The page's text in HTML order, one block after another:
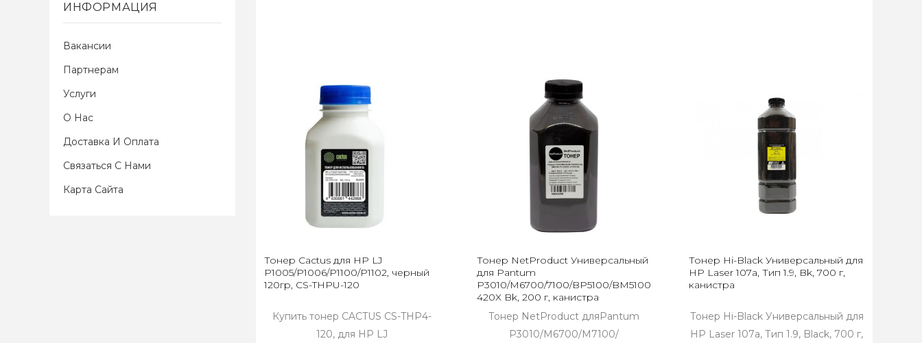
ИНФОРМАЦИЯ
Вакансии
Партнерам
Услуги
О Нас
Доставка И Оплата
Связаться С Нами
Карта Сайта
Тонер Cactus для HP LJ
P1005/P1006/P1100/P1102, черный
120гр, CS-THPU-120
Купить тонер CACTUS CS-THP4-
120, для HP LJ
Тонер NetProduct Универсальный
для Pantum
P3010/M6700/7100/BP5100/BM5100 TL-
420X Bk, 200 г, канистра
Тонер NetProduct дляPantum
P3010/M6700/M7100/
Тонер Hi-Black Универсальный для
HP Laser 107а, Тип 1.9, Bk, 700 г,
канистра
Тонер Hi-Black Универсальный для
HP Laser 107а, Тип 1.9, Black, 700 г,